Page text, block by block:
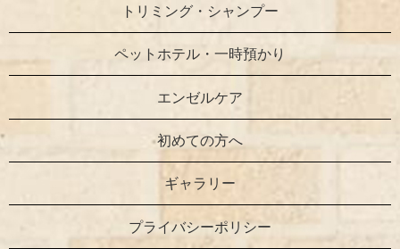
トリミング・シャンプー
ペットホテル・一時預かり
エンゼルケア
初めての方へ
ギャラリー
プライバシーポリシー